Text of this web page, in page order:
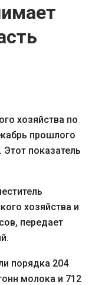
хозяйства по
прошлого
Этот показатель
хозяйства и
передает
порядка 204
молока и 712